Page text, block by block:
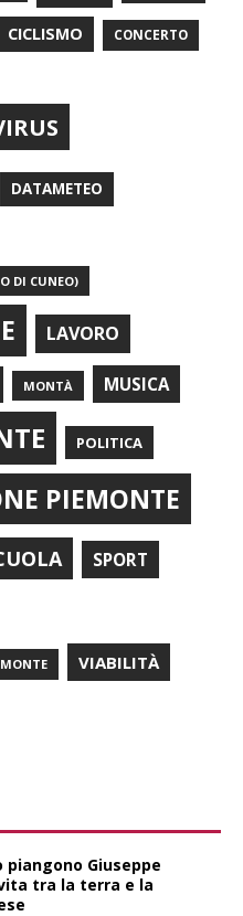
CICLISMO CONCERTO
DATAMETEO
DI CUNEO)
LAVORO
MONTÀ MUSICA
POLITICA
PIEMONTE
SPORT
VIABILITÀ
piangono Giuseppe
tra la terra e la